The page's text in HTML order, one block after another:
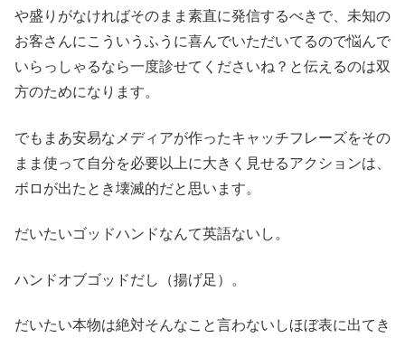
や盛りがなければそのまま素直に発信するべきで、未知の
お客さんにこういうふうに喜んでいただいてるので悩んで
いらっしゃるなら一度診せてくださいね？と伝えるのは双
方のためになります。
でもまあ安易なメディアが作ったキャッチフレーズをその
まま使って自分を必要以上に大きく見せるアクションは、
ボロが出たとき壊滅的だと思います。
だいたいゴッドハンドなんて英語ないし。
ハンドオブゴッドだし（揚げ足）。
だいたい本物は絶対そんなこと言わないしほぼ表に出てき